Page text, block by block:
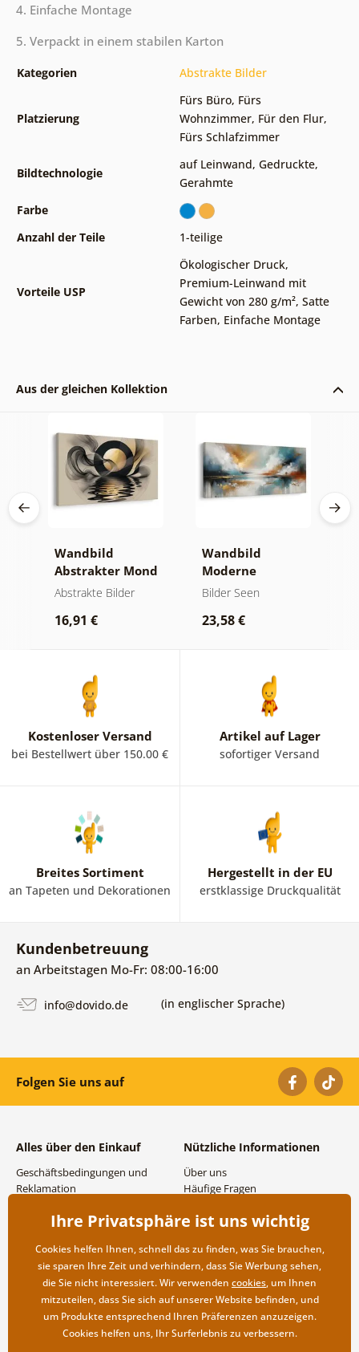
4. Einfache Montage
5. Verpackt in einem stabilen Karton
Kategorien Abstrakte Bilder
Platzierung
Fürs Büro, Fürs
Wohnzimmer, Für den Flur,
Fürs Schlafzimmer
Bildtechnologie
auf Leinwand, Gedruckte,
Gerahmte
Farbe
Anzahl der Teile
1-teilige
Vorteile USP
Ökologischer Druck,
Premium-Leinwand mit
Gewicht von 280 g/m², Satte
Farben, Einfache Montage
Aus der gleichen Kollektion
Wandbild
Abstrakter Mond
am Wasser
Abstrakte Bilder
16,91 €
Wandbild
Moderne
Abstraktion mit
Bilder Seen
23,58 €
Kostenloser Versand
bei Bestellwert über 150.00 €
Artikel auf Lager
sofortiger Versand
Breites Sortiment
an Tapeten und Dekorationen
Hergestellt in der EU
erstklassige Druckqualität
Kundenbetreuung
an Arbeitstagen Mo-Fr: 08:00-16:00
info@dovido.de (in englischer Sprache)
Folgen Sie uns auf
Alles über den Einkauf
Geschäftsbedingungen und
Reklamation
Versand- und
Rücksendung der Ware
Nützliche Informationen
Über uns
Häufige Fragen
Großhandel und
Ihre Privatsphäre ist uns wichtig
Cookies helfen Ihnen, schnell das zu finden, was Sie brauchen,
sie sparen Ihre Zeit und verhindern, dass Sie Werbung sehen,
die Sie nicht interessiert. Wir verwenden cookies, um Ihnen
mitzuteilen, dass Sie sich auf unserer Website befinden, und
um Produkte entsprechend Ihren Präferenzen anzuzeigen.
Cookies helfen uns, Ihr Surferlebnis zu verbessern.